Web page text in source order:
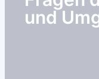
und